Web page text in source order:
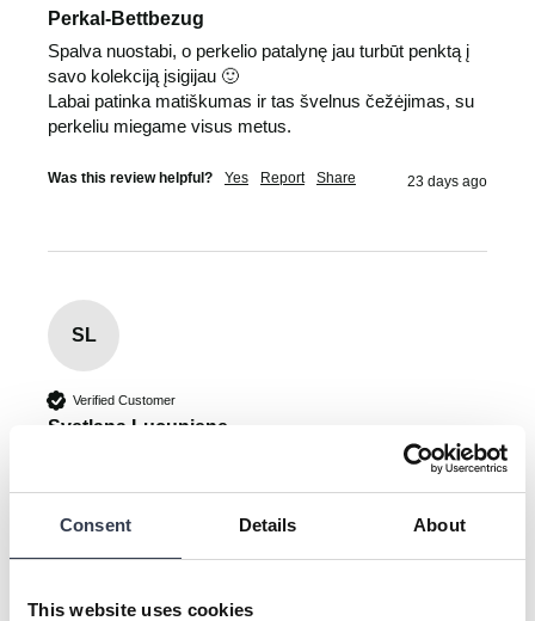
Consent Details About
This website uses cookies
Perkal-Bettbezug
Spalva nuostabi, o perkelio patalynę jau turbūt penktą į
savo kolekciją įsigijau 🙂
Labai patinka matiškumas ir tas švelnus čežėjimas, su
perkeliu miegame visus metus.
Was this review helpful? Yes Report Share 23 days ago
SL
Verified Customer
Svetlana Lucuniene